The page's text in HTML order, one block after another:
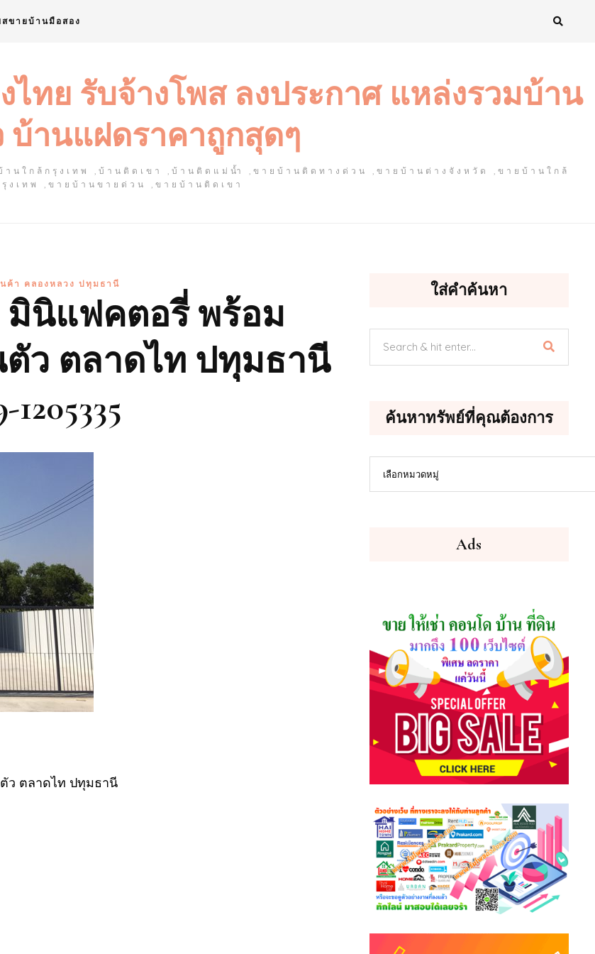
ขายบ้านมือสอง
ทย รับจ้างโพส ลงประกาศ แหล่งรวมบ้าน
บ้านแฝดราคาถูกสุดๆ
นใกล้กรุงเทพ ,บ้านติดเขา ,บ้านติดแม่น้ำ ,ขายบ้านติดทางด่วน ,ขายบ้านต่างจังหวัด ,ขายบ้านใกล้
รุงเทพ ,ขายบ้านขายด่วน ,ขายบ้านติดเขา
ค้า คลองหลวง ปทุมธานี
มินิแฟคตอรี่ พร้อม
ว ตลาดไท ปทุมธานี
ว ตลาดไท ปทุมธานี
ใส่คำค้นหา
ค้นหาทรัพย์ที่คุณต้องการ
เลือกหมวดหมู่
Ads